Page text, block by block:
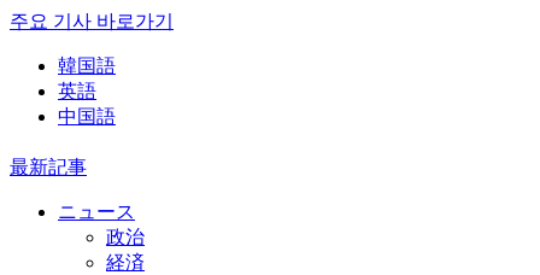
주요 기사 바로가기
韓国語
英語
中国語
最新記事
ニュース
政治
経済